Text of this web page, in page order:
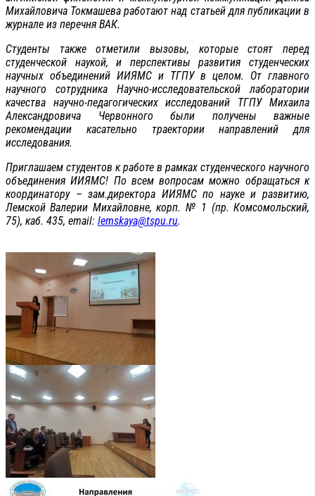
Михайловича Токмашева работают над статьей для публикации в
журнале из перечня ВАК.
Студенты также отметили вызовы, которые стоят перед
студенческой наукой, и перспективы развития студенческих
научных объединений ИИЯМС и ТГПУ в целом. От главного
научного сотрудника Научно-исследовательской лаборатории
качества научно-педагогических исследований ТГПУ Михаила
Александровича Червонного были получены важные
рекомендации касательно траектории направлений для
исследования.
Приглашаем студентов к работе в рамках студенческого научного
объединения ИИЯМС! По всем вопросам можно обращаться к
координатору – зам.директора ИИЯМС по науке и развитию,
Лемской Валерии Михайловне, корп. № 1 (пр. Комсомольский,
75), каб. 435, email: lemskaya@tspu.ru.